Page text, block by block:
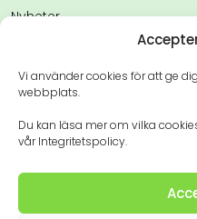
Vi använder cookies för att ge
webbplats.
Du kan läsa mer om vilka
vår Integritetspolicy.
Nyheter
Kontakta oss